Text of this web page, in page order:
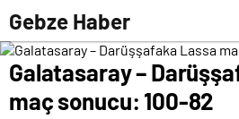
Gebze Haber
Galatasaray –
maç sonucu: 100-82